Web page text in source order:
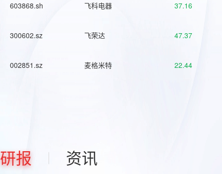
603868.sh 飞科电器 37.16
300602.sz 飞荣达 47.37
002851.sz 麦格米特 22.44
研报 资讯